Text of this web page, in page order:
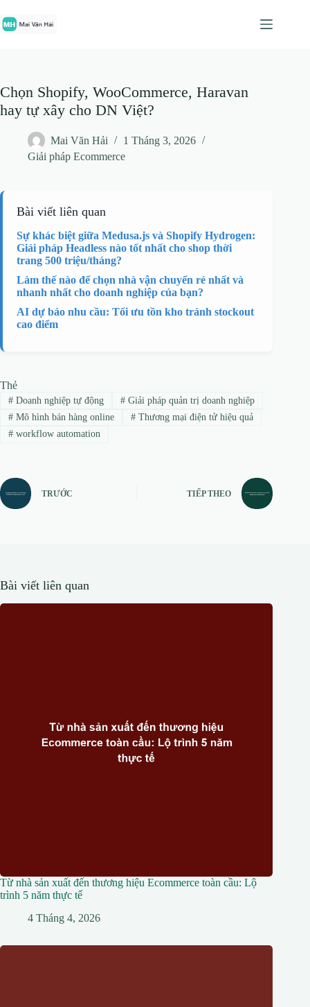
đến
phần
Chọn Shopify, WooCommerce, Haravan
hay tự xây cho DN Việt?
Mai Văn Hải
1 Tháng 3, 2026
Giải pháp Ecommerce
Bài viết liên quan
Sự khác biệt giữa Medusa.js và Shopify Hydrogen:
Giải pháp Headless nào tốt nhất cho shop thời
trang 500 triệu/tháng?
Làm thế nào để chọn nhà vận chuyển rẻ nhất và
nhanh nhất cho doanh nghiệp của bạn?
AI dự báo nhu cầu: Tối ưu tồn kho tránh stockout
cao điểm
Thẻ
#Doanh nghiệp tự động #Giải pháp quản trị doanh nghiệp
#Mô hình bán hàng online #Thương mại điện tử hiệu quả
#workflow automation
TRƯỚC TIẾP THEO
Bài viết liên quan
Từ nhà sản xuất đến thương hiệu Ecommerce toàn cầu: Lộ
trình 5 năm thực tế
4 Tháng 4, 2026